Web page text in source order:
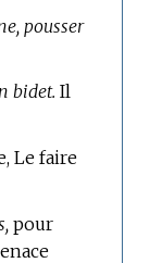
pousser
bidet. Il
Le faire
pour